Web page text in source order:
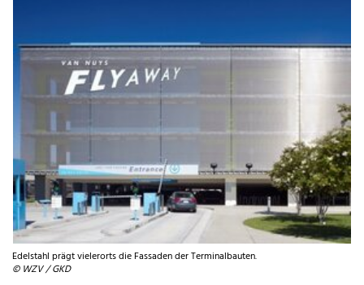
Edelstahl prägt vielerorts die Fassaden der Terminalbauten.
© WZV / GKD